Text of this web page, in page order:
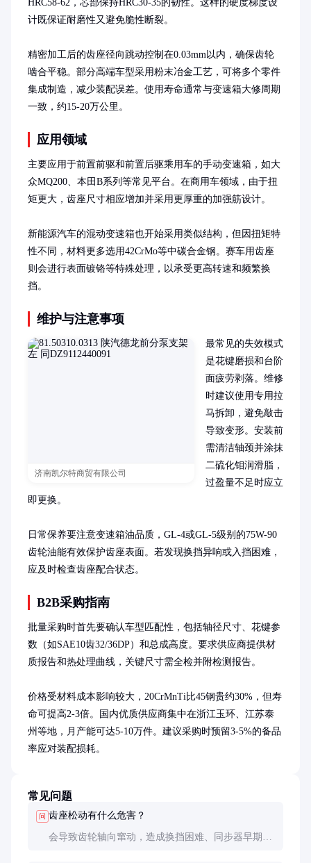
HRC58-62，芯部保持HRC30-35的韧性。这样的硬度梯度设
计既保证耐磨性又避免脆性断裂。
精密加工后的齿座径向跳动控制在0.03mm以内，确保齿轮
啮合平稳。部分高端车型采用粉末冶金工艺，可将多个零件
集成制造，减少装配误差。使用寿命通常与变速箱大修周期
一致，约15-20万公里。
应用领域
主要应用于前置前驱和前置后驱乘用车的手动变速箱，如大
众MQ200、本田B系列等常见平台。在商用车领域，由于扭
矩更大，齿座尺寸相应增加并采用更厚重的加强筋设计。
新能源汽车的混动变速箱也开始采用类似结构，但因扭矩特
性不同，材料更多选用42CrMo等中碳合金钢。赛车用齿座
则会进行表面镀铬等特殊处理，以承受更高转速和频繁换
挡。
维护与注意事项
济南凯尔特商贸有限公司
最常见的失效模式
是花键磨损和台阶
面疲劳剥落。维修
时建议使用专用拉
马拆卸，避免敲击
导致变形。安装前
需清洁轴颈并涂抹
二硫化钼润滑脂，
过盈量不足时应立
即更换。
日常保养要注意变速箱油品质，GL-4或GL-5级别的75W-90
齿轮油能有效保护齿座表面。若发现换挡异响或入挡困难，
应及时检查齿座配合状态。
B2B采购指南
批量采购时首先要确认车型匹配性，包括轴径尺寸、花键参
数（如SAE10齿32/36DP）和总成高度。要求供应商提供材
质报告和热处理曲线，关键尺寸需全检并附检测报告。
价格受材料成本影响较大，20CrMnTi比45钢贵约30%，但寿
命可提高2-3倍。国内优质供应商集中在浙江玉环、江苏泰
州等地，月产能可达5-10万件。建议采购时预留3-5%的备品
率应对装配损耗。
常见问题
问 齿座松动有什么危害？
会导致齿轮轴向窜动，造成换挡困难、同步器早期磨